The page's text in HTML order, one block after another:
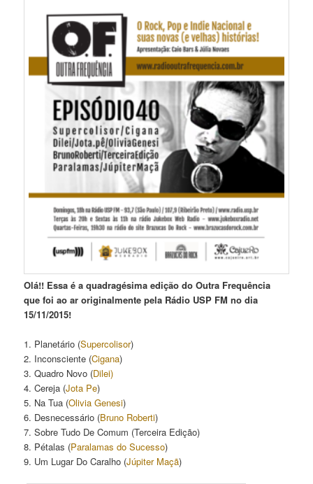
Olá!! Essa é a quadragésima edição do Outra Frequência
que foi ao ar originalmente pela Rádio USP FM no dia
15/11/2015!
1. Planetário (Supercolisor)
2. Inconsciente (Cigana)
3. Quadro Novo (Dilei)
4. Cereja (Jota Pe)
5. Na Tua (Olivia Genesi)
6. Desnecessário (Bruno Roberti)
7. Sobre Tudo De Comum (Terceira Edição)
8. Pétalas (Paralamas do Sucesso)
9. Um Lugar Do Caralho (Júpiter Maçã)